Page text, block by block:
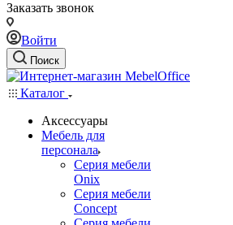
Заказать звонок
Войти
Поиск
Каталог
Аксессуары
Мебель для
персонала
Серия мебели
Onix
Серия мебели
Concept